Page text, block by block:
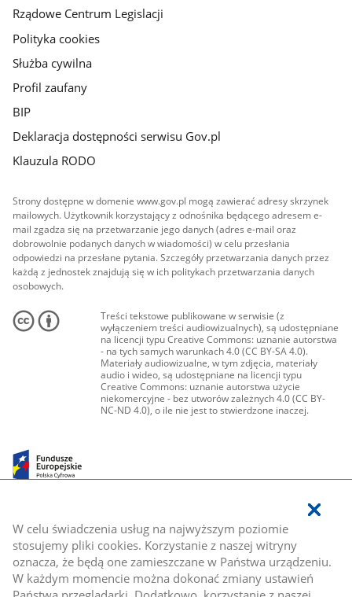
W celu świadczenia usług na najwyższym poziomie
stosujemy pliki cookies. Korzystanie z naszej witryny
oznacza, że będą one zamieszczane w Państwa urządzeniu.
W każdym momencie można dokonać zmiany ustawień
Rządowe Centrum Legislacji
Polityka cookies
Służba cywilna
Profil zaufany
BIP
Deklaracja dostępności serwisu Gov.pl
Klauzula RODO
Strony dostępne w domenie www.gov.pl mogą zawierać adresy skrzynek
mailowych. Użytkownik korzystający z odnośnika będącego adresem e-
mail zgadza się na przetwarzanie jego danych (adres e-mail oraz
dobrowolnie podanych danych w wiadomości) w celu przesłania
odpowiedzi na przesłane pytania. Szczegóły przetwarzania danych przez
każdą z jednostek znajdują się w ich politykach przetwarzania danych
osobowych.
Treści tekstowe publikowane w serwisie (z
wyłączeniem treści audiowizualnych), są udostępniane
na licencji typu Creative Commons: uznanie autorstwa
- na tych samych warunkach 4.0 (CC BY-SA 4.0).
Materiały audiowizualne, w tym zdjęcia, materiały
audio i wideo, są udostępniane na licencji typu
Creative Commons: uznanie autorstwa użycie
niekomercyjne - bez utworów zależnych 4.0 (CC BY-
NC-ND 4.0), o ile nie jest to stwierdzone inaczej.